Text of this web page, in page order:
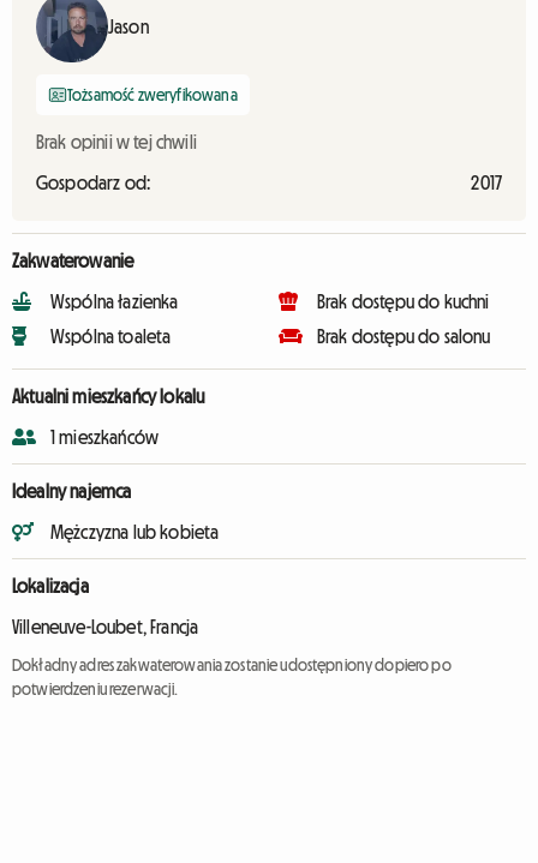
Jason
Tożsamość zweryfikowana
Brak opinii w tej chwili
Gospodarz od: 2017
Zakwaterowanie
Wspólna łazienka
Wspólna toaleta
Brak dostępu do kuchni
Brak dostępu do salonu
Aktualni mieszkańcy lokalu
1 mieszkańców
Idealny najemca
Mężczyzna lub kobieta
Lokalizacja
Villeneuve-Loubet, Francja
Dokładny adres zakwaterowania zostanie udostępniony dopiero po
potwierdzeniu rezerwacji.